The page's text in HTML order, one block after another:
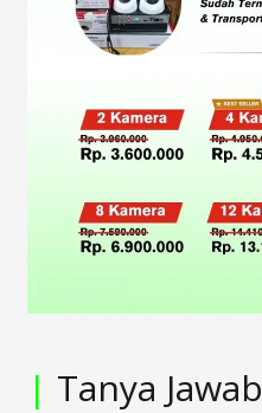
| Tanya Jawab